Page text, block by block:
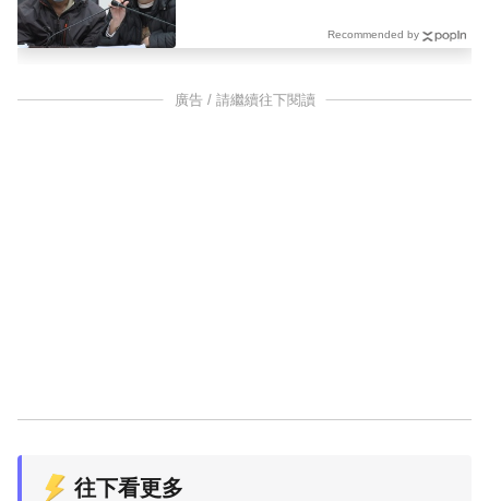
Recommended by
廣告 / 請繼續往下閱讀
往下看更多